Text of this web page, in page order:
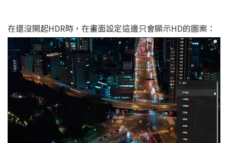
在還沒開起HDR時，在畫面設定這邊只會顯示HD的圖案：